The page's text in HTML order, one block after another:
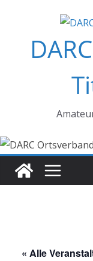
springen
« Alle